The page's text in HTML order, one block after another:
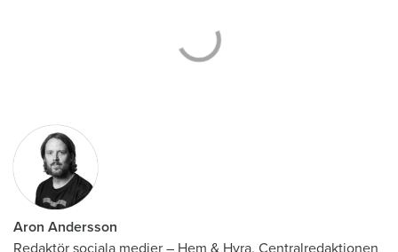
Aron Andersson
Redaktör sociala medier – Hem & Hyra, Centralredaktionen